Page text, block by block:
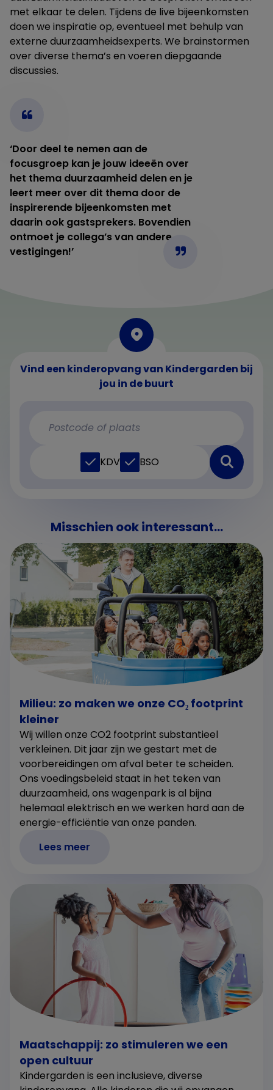
met elkaar te delen. Tijdens de live bijeenkomsten
doen we inspiratie op, eventueel met behulp van
externe duurzaamheidsexperts. We brainstormen
over diverse thema’s en voeren diepgaande
discussies.
‘Door deel te nemen aan de
focusgroep kan je jouw ideeën over
het thema duurzaamheid delen en je
leert meer over dit thema door de
inspirerende bijeenkomsten met
daarin ook gastsprekers. Bovendien
ontmoet je collega’s van andere
vestigingen!’
Vind een kinderopvang van Kindergarden bij
jou in de buurt
KDV BSO
Misschien ook interessant...
Milieu: zo maken we onze CO₂ footprint
kleiner
Wij willen onze CO2 footprint substantieel
verkleinen. Dit jaar zijn we gestart met de
voorbereidingen om afval beter te scheiden.
Ons voedingsbeleid staat in het teken van
duurzaamheid, ons wagenpark is al bijna
helemaal elektrisch en we werken hard aan de
energie-efficiëntie van onze panden.
Lees meer
Maatschappij: zo stimuleren we een
open cultuur
Kindergarden is een inclusieve, diverse